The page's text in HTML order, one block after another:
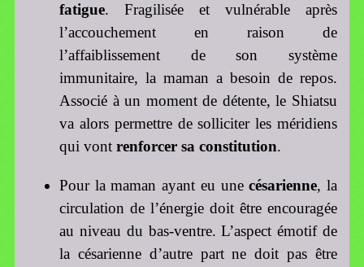
fatigue. Fragilisée et vulnérable après
l’accouchement en raison de
l’affaiblissement de son système
immunitaire, la maman a besoin de repos.
Associé à un moment de détente, le Shiatsu
va alors permettre de solliciter les méridiens
qui vont renforcer sa constitution.
Pour la maman ayant eu unecésarienne, la
circulation de l’énergie doit être encouragée
au niveau du bas-ventre. L’aspect émotif de
la césarienne d’autre part ne doit pas être